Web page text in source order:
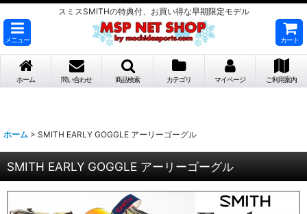
スミスSMITHの特典付、お買い得な早期限定モデル
メニュー カート
ホーム 問い合わせ 商品検索 カテゴリ マイページ ご利用案内
ホーム > SMITH EARLY GOGGLE アーリーゴーグル
SMITH EARLY GOGGLE アーリーゴーグル